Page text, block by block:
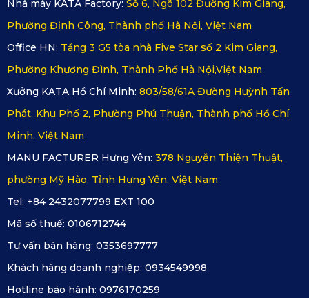
Review thảm lót sàn ô tô KATA
Nhà máy KATA Factory: Số 6, Ngõ 102 Đường Kim Giang,
Phường Định Công, Thành phố Hà Nội, Việt Nam
Office HN: Tầng 3 G5 tòa nhà Five Star số 2 Kim Giang,
Phường Khương Đình, Thành Phố Hà Nội,Việt Nam
Xưởng KATA Hồ Chí Minh: 803/58/61A Đường Huỳnh Tấn
Phát, Khu Phố 2, Phường Phú Thuận, Thành phố Hồ Chí
Minh, Việt Nam
MANU FACTURER Hưng Yên: 378 Nguyễn Thiện Thuật,
phường Mỹ Hào, Tỉnh Hưng Yên, Việt Nam
Tel: +84 2432077799 EXT 100
Mã số thuế: 0106712744
Tư vấn bán hàng: 0353697777
Khách hàng doanh nghiệp: 0934549998
Hotline bảo hành: 0976170259